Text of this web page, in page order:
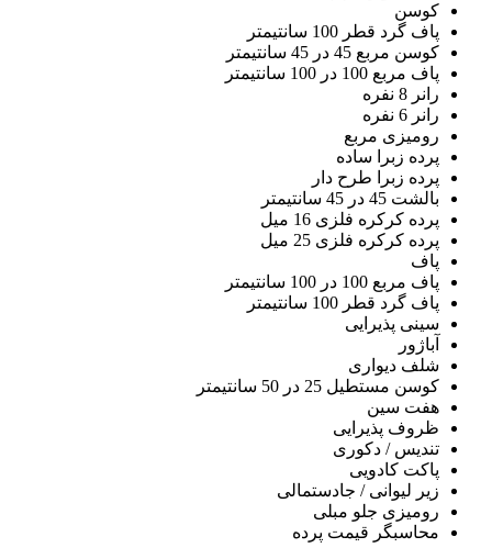
کوسن
پاف گرد قطر 100 سانتیمتر
کوسن مربع 45 در 45 سانتیمتر
پاف مربع 100 در 100 سانتیمتر
رانر 8 نفره
رانر 6 نفره
رومیزی مربع
پرده زبرا ساده
پرده زبرا طرح دار
بالشت 45 در 45 سانتیمتر
پرده کرکره فلزی 16 میل
پرده کرکره فلزی 25 میل
پاف
پاف مربع 100 در 100 سانتیمتر
پاف گرد قطر 100 سانتیمتر
سینی پذیرایی
آباژور
شلف دیواری
کوسن مستطیل 25 در 50 سانتیمتر
هفت سین
ظروف پذیرایی
تندیس / دکوری
پاکت کادویی
زیر لیوانی / جادستمالی
رومیزی جلو مبلی
محاسبگر قیمت پرده